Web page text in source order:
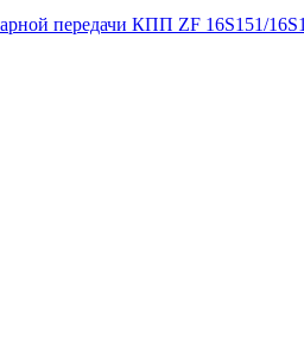
передачи КПП ZF 16S151/